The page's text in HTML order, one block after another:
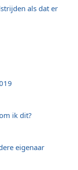
als dat er
ik dit?
eigenaar